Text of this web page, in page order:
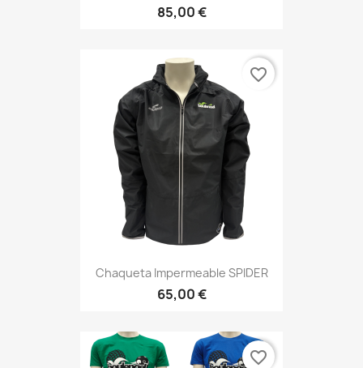
85,00 €
Chaqueta Impermeable SPIDER
65,00 €
favorite_border
favorite_border